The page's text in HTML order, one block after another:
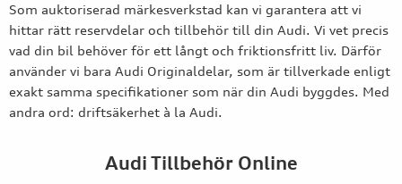
Som auktoriserad märkesverkstad kan vi garantera att vi
hittar rätt reservdelar och tillbehör till din Audi. Vi vet precis
vad din bil behöver för ett långt och friktionsfritt liv. Därför
använder vi bara Audi Originaldelar, som är tillverkade enligt
exakt samma specifikationer som när din Audi byggdes. Med
andra ord: driftsäkerhet à la Audi.
Audi Tillbehör Online